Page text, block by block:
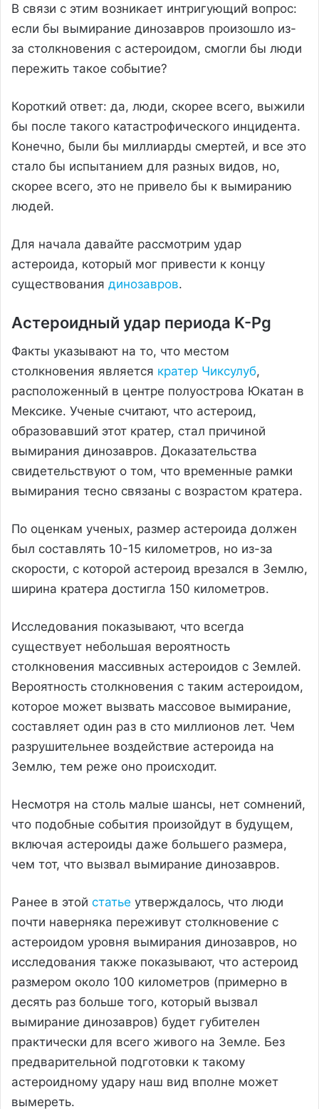
В связи с этим возникает интригующий вопрос:
если бы вымирание динозавров произошло из-
за столкновения с астероидом, смогли бы люди
пережить такое событие?
Короткий ответ: да, люди, скорее всего, выжили
бы после такого катастрофического инцидента.
Конечно, были бы миллиарды смертей, и все это
стало бы испытанием для разных видов, но,
скорее всего, это не привело бы к вымиранию
людей.
Для начала давайте рассмотрим удар
астероида, который мог привести к концу
существования динозавров.
Астероидный удар периода K-Pg
Факты указывают на то, что местом
столкновения является кратер Чиксулуб,
расположенный в центре полуострова Юкатан в
Мексике. Ученые считают, что астероид,
образовавший этот кратер, стал причиной
вымирания динозавров. Доказательства
свидетельствуют о том, что временные рамки
вымирания тесно связаны с возрастом кратера.
По оценкам ученых, размер астероида должен
был составлять 10-15 километров, но из-за
скорости, с которой астероид врезался в Землю,
ширина кратера достигла 150 километров.
Исследования показывают, что всегда
существует небольшая вероятность
столкновения массивных астероидов с Землей.
Вероятность столкновения с таким астероидом,
которое может вызвать массовое вымирание,
составляет один раз в сто миллионов лет. Чем
разрушительнее воздействие астероида на
Землю, тем реже оно происходит.
Несмотря на столь малые шансы, нет сомнений,
что подобные события произойдут в будущем,
включая астероиды даже большего размера,
чем тот, что вызвал вымирание динозавров.
Ранее в этой статье утверждалось, что люди
почти наверняка переживут столкновение с
астероидом уровня вымирания динозавров, но
исследования также показывают, что астероид
размером около 100 километров (примерно в
десять раз больше того, который вызвал
вымирание динозавров) будет губителен
практически для всего живого на Земле. Без
предварительной подготовки к такому
астероидному удару наш вид вполне может
вымереть.